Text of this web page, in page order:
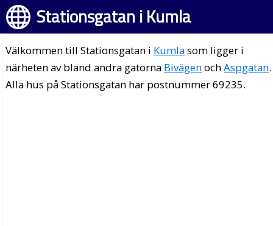
Stationsgatan i Kumla
Välkommen till Stationsgatan i Kumlasom ligger i
närheten av bland andra gatorna BivägenochAspgatan.
Alla hus på Stationsgatan har postnummer 69235.